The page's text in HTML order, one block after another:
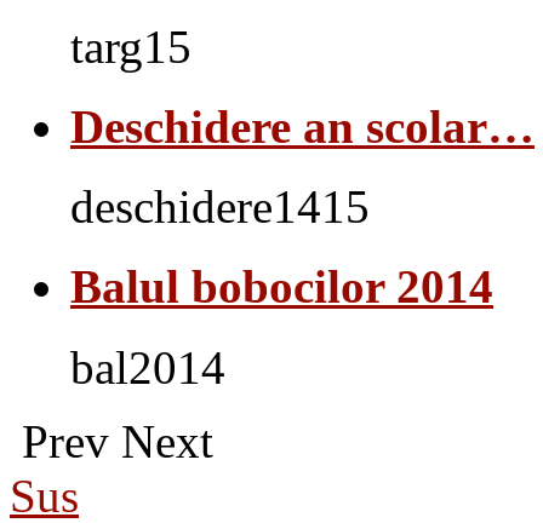
targ15
Deschidere an scolar…
deschidere1415
Balul bobocilor 2014
bal2014
Prev Next
Sus